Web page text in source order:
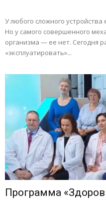
У любого сложного устройства
Но у самого совершенного
организма — ее нет. Сегодня
«эксплуатировать»...
Программа